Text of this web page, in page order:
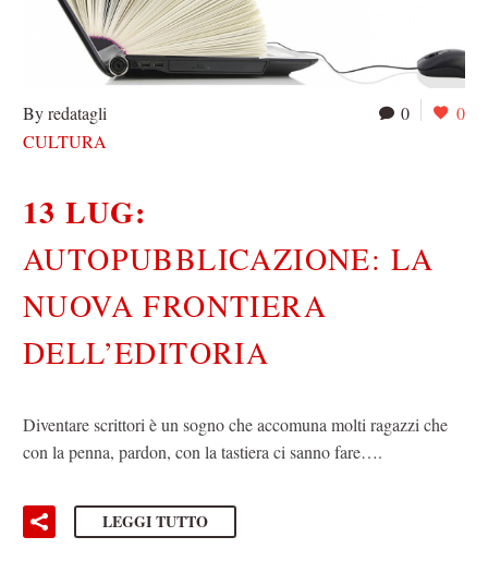
0 0
By redatagli
CULTURA
13 LUG:
AUTOPUBBLICAZIONE: LA
NUOVA FRONTIERA
DELL’EDITORIA
Diventare scrittori è un sogno che accomuna molti ragazzi che
con la penna, pardon, con la tastiera ci sanno fare….
LEGGI TUTTO